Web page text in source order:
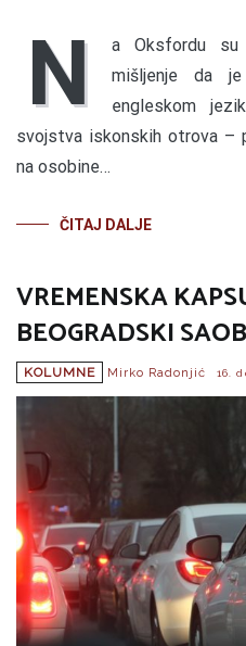
N
a Oksfordu su
mišljenje da
engleskom
svojstva iskonskih otrova –
na osobine…
ČITAJ DALJE
VREMENSKA
BEOGRADSKI
KOLUMNE Mirko Radonjić 16.